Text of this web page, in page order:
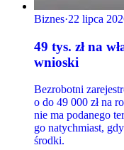
Biznes·22 lipca
49 tys. zł na
wnioski
Bezrobotni
o do 49 000 zł na
nie ma podanego
go natychmiast,
środki.